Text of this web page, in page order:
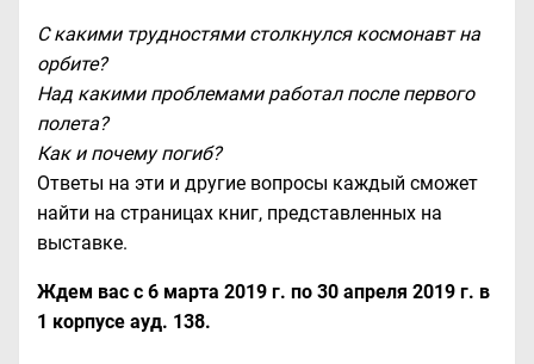
С какими трудностями столкнулся космонавт на
орбите?
Над какими проблемами работал после первого
полета?
Как и почему погиб?
Ответы на эти и другие вопросы каждый сможет
найти на страницах книг, представленных на
выставке.
Ждем вас с 6 марта 2019 г. по 30 апреля 2019 г. в
1 корпусе ауд. 138.